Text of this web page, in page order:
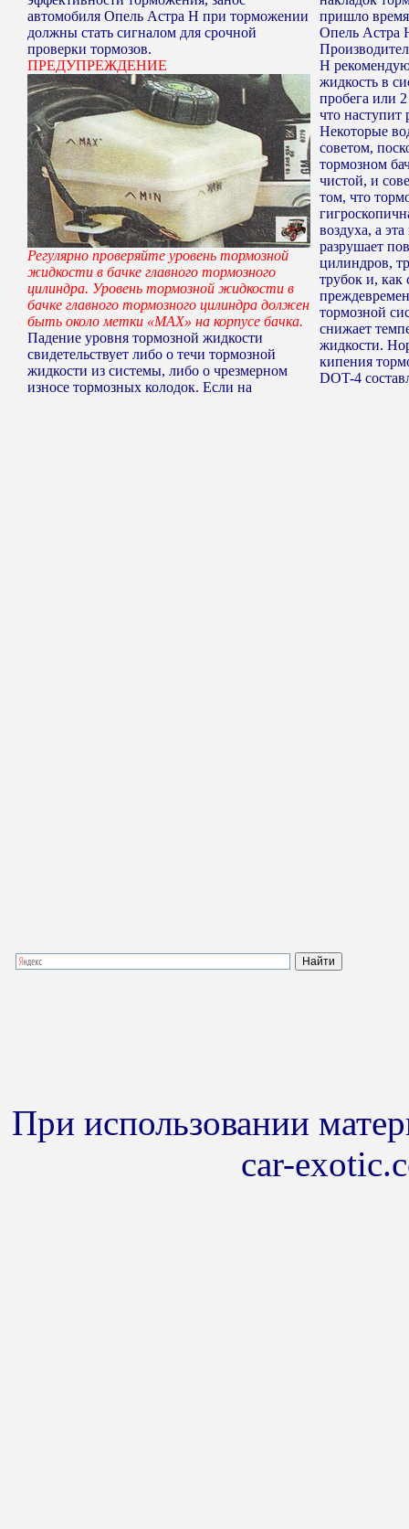
автомобиля Опель Астра Н при торможении
должны стать сигналом для срочной
проверки тормозов.
ПРЕДУПРЕЖДЕНИЕ
Регулярно проверяйте уровень тормозной
жидкости в бачке главного тормозного
цилиндра. Уровень тормозной жидкости в
бачке главного тормозного цилиндра должен
быть около метки «МАХ» на корпусе бачка.
Падение уровня тормозной жидкости
свидетельствует либо о течи тормозной
жидкости из системы, либо о чрезмерном
износе тормозных колодок. Если на
пришло
Опель Астра
Н
жидкость в
пробега или
что наступит
Некоторые
советом,
тормозном
чистой, и
том, что
воздуха, а
разрушает
цилиндров,
трубок и, как
тормозной
снижает
жидкости.
кипения
DOT-4
При использовании
car-